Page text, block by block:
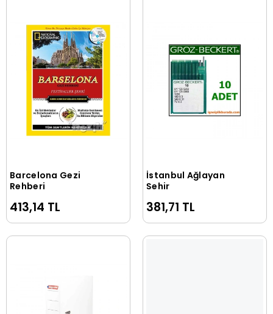
Sepete Ekle
Barcelona Gezi
Rehberi
413,14 TL
Sepete Ekle
İstanbul Ağlayan
Şehir
381,71 TL